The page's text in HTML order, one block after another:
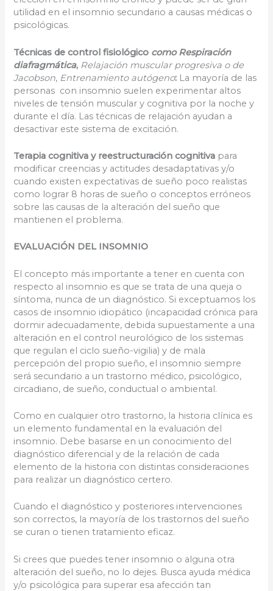
utilidad en el insomnio secundario a causas médicas o
psicológicas.
Técnicas de control fisiológico como Respiración
diafragmática, Relajación muscular progresiva o de
Jacobson, Entrenamiento autógeno: La mayoría de las
personas con insomnio suelen experimentar altos
niveles de tensión muscular y cognitiva por la noche y
durante el día. Las técnicas de relajación ayudan a
desactivar este sistema de excitación.
Terapia cognitiva y reestructuración cognitiva para
modificar creencias y actitudes desadaptativas y/o
cuando existen expectativas de sueño poco realistas
como lograr 8 horas de sueño o conceptos erróneos
sobre las causas de la alteración del sueño que
mantienen el problema.
EVALUACIÓN DEL INSOMNIO
El concepto más importante a tener en cuenta con
respecto al insomnio es que se trata de una queja o
síntoma, nunca de un diagnóstico. Si exceptuamos los
casos de insomnio idiopático (incapacidad crónica para
dormir adecuadamente, debida supuestamente a una
alteración en el control neurológico de los sistemas
que regulan el ciclo sueño-vigilia) y de mala
percepción del propio sueño, el insomnio siempre
será secundario a un trastorno médico, psicológico,
circadiano, de sueño, conductual o ambiental.
Como en cualquier otro trastorno, la historia clínica es
un elemento fundamental en la evaluación del
insomnio. Debe basarse en un conocimiento del
diagnóstico diferencial y de la relación de cada
elemento de la historia con distintas consideraciones
para realizar un diagnóstico certero.
Cuando el diagnóstico y posteriores intervenciones
son correctos, la mayoría de los trastornos del sueño
se curan o tienen tratamiento eficaz.
Si crees que puedes tener insomnio o alguna otra
alteración del sueño, no lo dejes. Busca ayuda médica
y/o psicológica para superar esa afección tan